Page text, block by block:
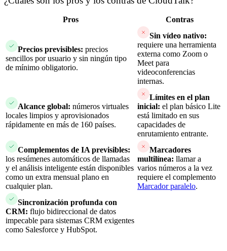
Pros Contras
Precios previsibles: precios
sencillos por usuario y sin ningún tipo
de mínimo obligatorio.
Sin vídeo nativo:
requiere una herramienta
externa como Zoom o
Meet para
videoconferencias
internas.
Alcance global: números virtuales
locales limpios y aprovisionados
rápidamente en más de 160 países.
Límites en el plan
inicial: el plan básico Lite
está limitado en sus
capacidades de
enrutamiento entrante.
Complementos de IA previsibles:
los resúmenes automáticos de llamadas
y el análisis inteligente están disponibles
como un extra mensual plano en
cualquier plan.
Marcadores
multilínea: llamar a
varios números a la vez
requiere el complemento
Marcador paralelo.
Sincronización profunda con
CRM: flujo bidireccional de datos
impecable para sistemas CRM exigentes
como Salesforce y HubSpot.